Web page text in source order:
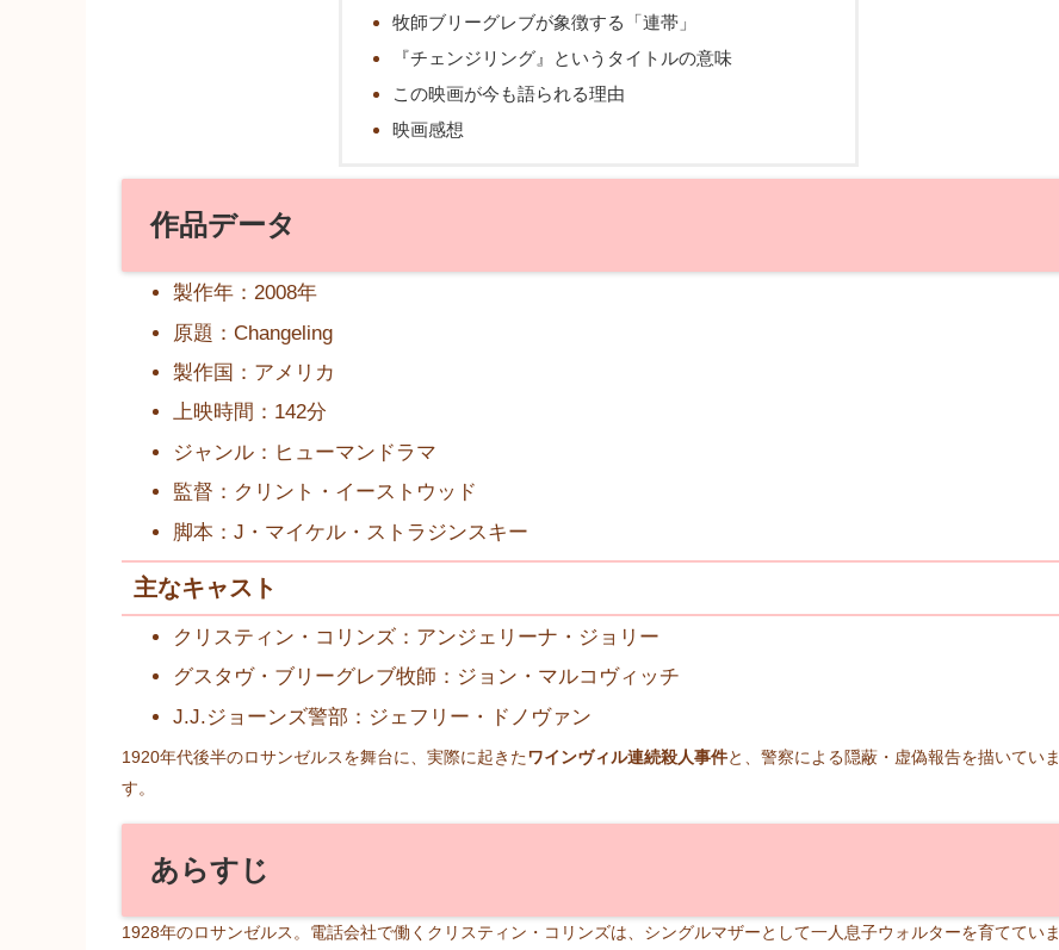
牧師ブリーグレブが象徴する「連帯」
『チェンジリング』というタイトルの意味
この映画が今も語られる理由
映画感想
作品データ
製作年：2008年
原題：Changeling
製作国：アメリカ
上映時間：142分
ジャンル：ヒューマンドラマ
監督：クリント・イーストウッド
脚本：J・マイケル・ストラジンスキー
主なキャスト
クリスティン・コリンズ：アンジェリーナ・ジョリー
グスタヴ・ブリーグレブ牧師：ジョン・マルコヴィッチ
J.J.ジョーンズ警部：ジェフリー・ドノヴァン
1920年代後半のロサンゼルスを舞台に、実際に起きたワインヴィル連続殺人事件と、警察による隠蔽・虚偽報告を描いていま
す。
あらすじ
1928年のロサンゼルス。電話会社で働くクリスティン・コリンズは、シングルマザーとして一人息子ウォルターを育てていま